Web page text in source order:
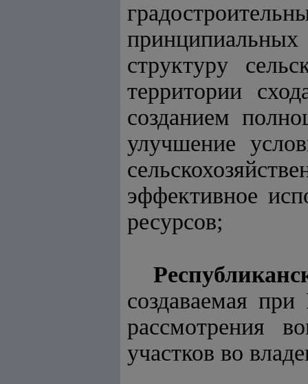
структуру
территории
созданием
улучшение
эффективное
ресурсов;
создаваемая
рассмотрения
участков во